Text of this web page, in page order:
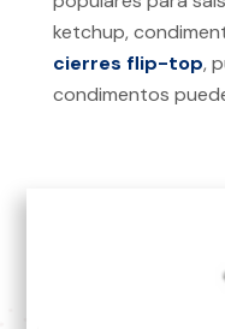
ketchup,
cierres flip-top,
condimentos